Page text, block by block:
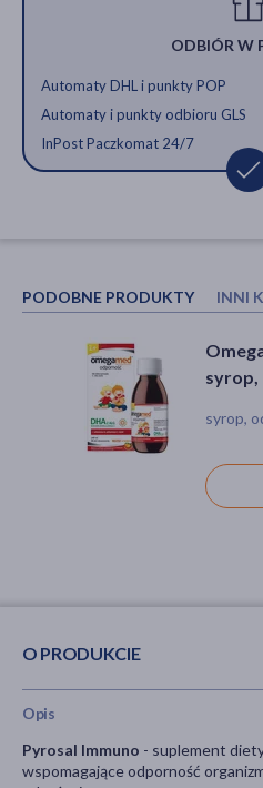
ODBIÓR W
Automaty DHL i punkty POP
Automaty i punkty odbioru GLS
InPost Paczkomat 24/7
PODOBNE PRODUKTY INNI
syrop,
syrop,
bez
O PRODUKCIE
Opis
Pyrosal Immuno - suplement
wspomagające odporność